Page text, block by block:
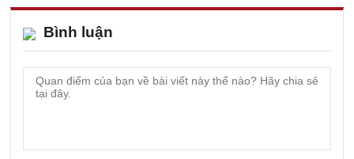
Bình luận